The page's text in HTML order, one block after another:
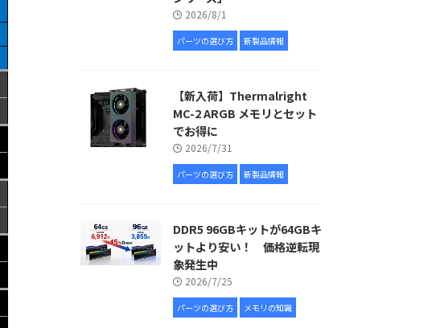
2026/8/1
パーツの選び方 新製品情報
【新入荷】Thermalright
MC-2 ARGB メモリとセット
でお得に
2026/7/31
パーツの選び方 新製品情報
DDR5 96GBキットが64GBキ
ットより安い！ 価格逆転現
象発生中
2026/7/25
パーツの選び方 メモリの知識